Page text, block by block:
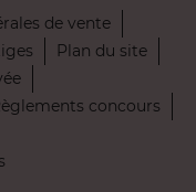
de vente
Plan du site
concours